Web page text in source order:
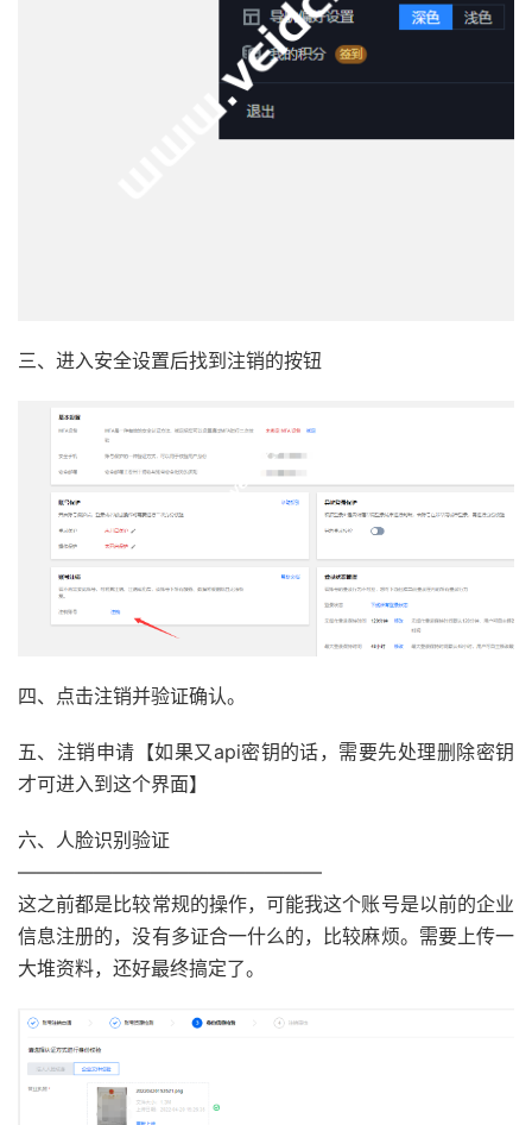
三、进入安全设置后找到注销的按钮
四、点击注销并验证确认。
五、注销申请【如果又api密钥的话，需要先处理删除密钥
才可进入到这个界面】
六、人脸识别验证
————————————————
这之前都是比较常规的操作，可能我这个账号是以前的企业
信息注册的，没有多证合一什么的，比较麻烦。需要上传一
大堆资料，还好最终搞定了。